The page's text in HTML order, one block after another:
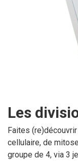
Les
Faites
cellulaire, de
groupe de 4, via 3